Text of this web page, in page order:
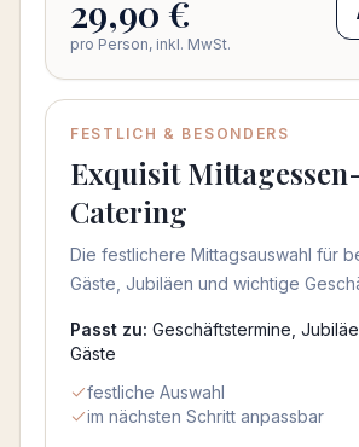
29,90 €
pro Person, inkl. MwSt.
FESTLICH & BESONDERS
Exquisit
Catering
Die festlichere Mittagsauswahl für
Gäste, Jubiläen und wichtige
Passt zu: Geschäftstermine,
Gäste
festliche Auswahl
im nächsten Schritt anpassbar